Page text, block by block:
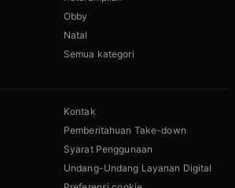
Obby
Natal
Semua kategori
Kontak
Pemberitahuan Take-down
Syarat Penggunaan
Undang-Undang Layanan Digital